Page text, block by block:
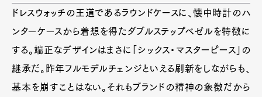
ドレスウォッチの王道であるラウンドケースに、懐中時計のハ
ンターケースから着想を得たダブルステップベゼルを特徴に
する。端正なデザインはまさに「シックス・マスターピース」の
継承だ。昨年フルモデルチェンジといえる刷新をしながらも、
基本を崩すことはない。それもブランドの精神の象徴だから